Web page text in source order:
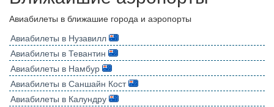
Авиабилеты в ближашие города и аэропорты
Авиабилеты в Нузавилл
Авиабилеты в Тевантин
Авиабилеты в Намбур
Авиабилеты в Саншайн Кост
Авиабилеты в Калундру